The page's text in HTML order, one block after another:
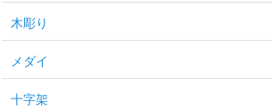
木彫り
メダイ
十字架